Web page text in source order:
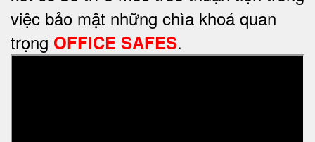
việc bảo mật những chìa khoá quan
trọng OFFICE SAFES.